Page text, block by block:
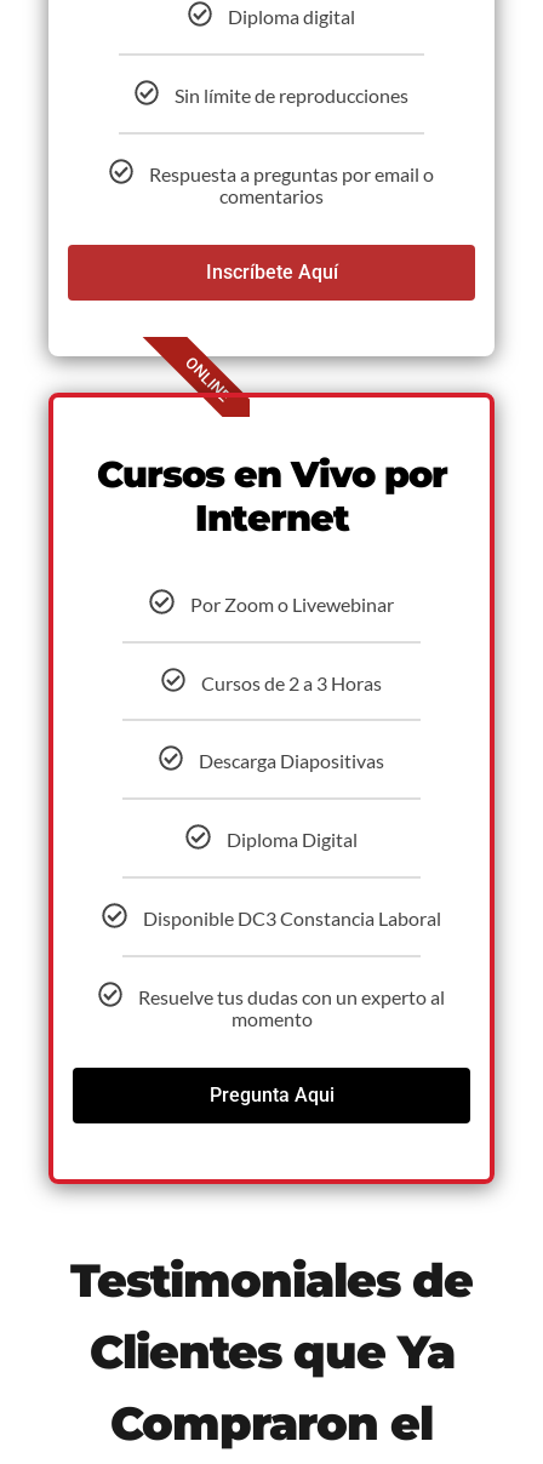
Diploma digital
Sin límite de reproducciones
Respuesta a preguntas por email o
comentarios
Inscríbete Aquí
ONLINE
Cursos en Vivo por
Internet
Por Zoom o Livewebinar
Cursos de 2 a 3 Horas
Descarga Diapositivas
Diploma Digital
Disponible DC3 Constancia Laboral
Resuelve tus dudas con un experto al
momento
Pregunta Aqui
Testimoniales de
Clientes que Ya
Compraron el